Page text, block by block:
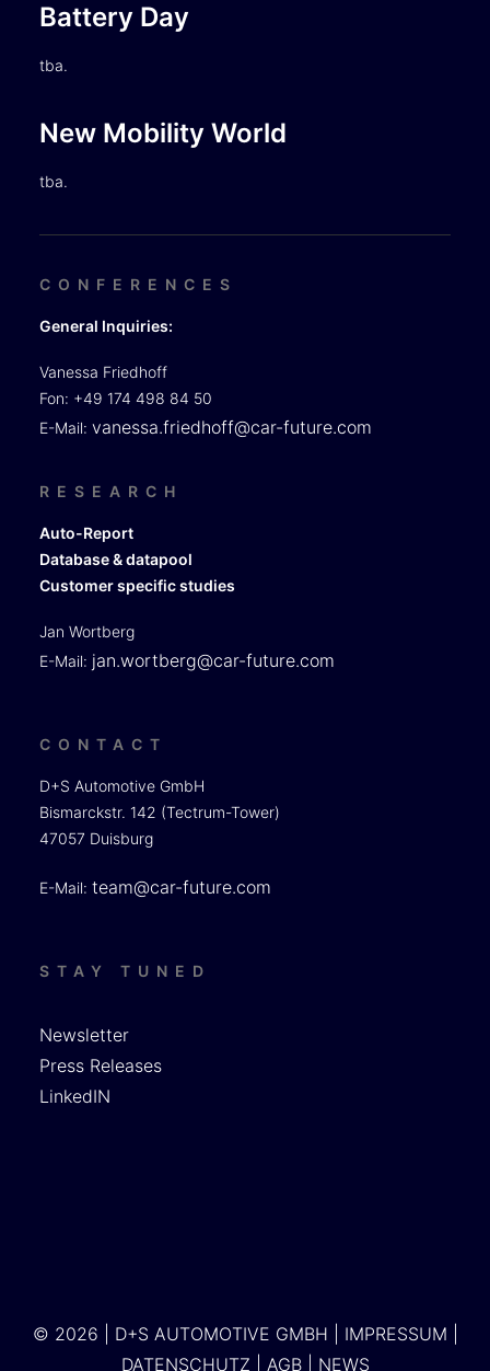
Battery Day
tba.
New Mobility World
tba.
CONFERENCES
General Inquiries:
Vanessa Friedhoff
Fon: +49 174 498 84 50
E-Mail: vanessa.friedhoff@car-future.com
RESEARCH
Auto-Report
Database & datapool
Customer specific studies
Jan Wortberg
E-Mail: jan.wortberg@car-future.com
CONTACT
D+S Automotive GmbH
Bismarckstr. 142 (Tectrum-Tower)
47057 Duisburg
E-Mail: team@car-future.com
STAY TUNED
Newsletter
Press Releases
LinkedIN
© 2026 | D+S AUTOMOTIVE GMBH | IMPRESSUM
DATENSCHUTZ
AGB| NEWS